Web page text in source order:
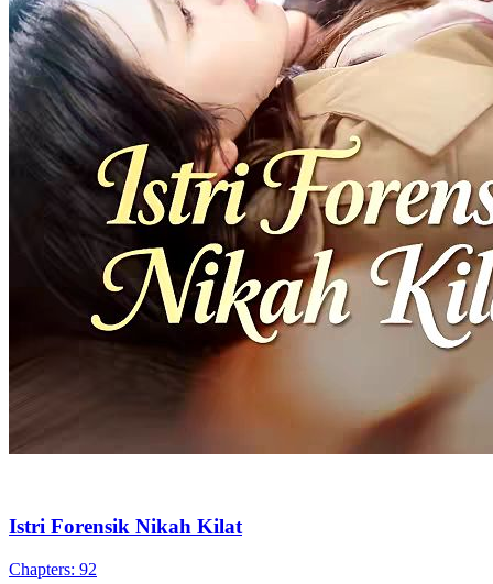
Bos yang Suka Pura-Pura Miskin
83 Episodes